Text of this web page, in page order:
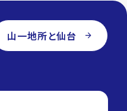
山一地所と仙台 arrow_forward